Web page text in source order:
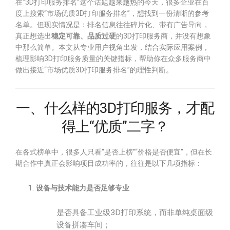
在“3D打印服务排名”这个话题越来越热的今天，很多企业在百
度上搜索“市场优质3D打印服务排名”，想找到一份清晰的参考
名单。但现实情况是：排名信息往往碎片化、带有广告导向，
真正想选出稳定可靠、品质过硬的3D打印服务商，并没有想象
中那么简单。本文从专业用户视角出发，结合实际应用案例，
梳理影响3D打印服务质量的关键指标，帮助你在众多服务商中
做出接近“市场优质3D打印服务排名”的理性判断。
一、什么样的3D打印服务，才配
得上“优质”二字？
在各式榜单中，很多人只看“是否上榜”“价格是否便宜”，但在长
期合作中真正会影响项目成功率的，往往是以下几项指标：
设备与技术能力是否足够专业
是否具备工业级3D打印系统，而非单纯桌面级
设备拼凑车间；